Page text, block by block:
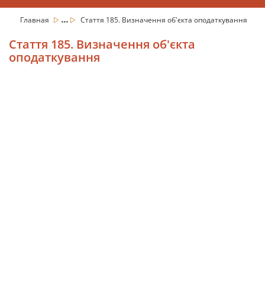
Главная ... Стаття 185. Визначення об'єкта оподаткування
Стаття 185. Визначення об'єкта
оподаткування